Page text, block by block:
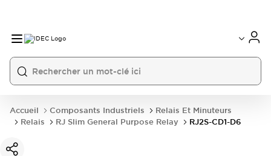
Accueil Composants Industriels
Relais Et Minuteurs
Relais
RJ Slim General Purpose Relay RJ2S-CD1-D6